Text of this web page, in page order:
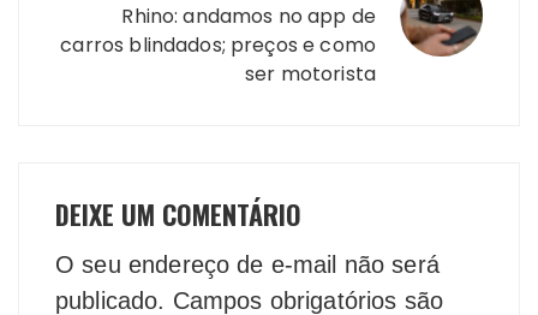
Rhino: andamos no app de
carros blindados; preços e como
ser motorista
DEIXE UM COMENTÁRIO
O seu endereço de e-mail não será
publicado. Campos obrigatórios são